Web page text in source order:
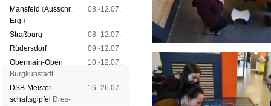
Mans­feld (Aus­schr.,
Erg.)
08.-12.07.
Straß­burg
08.-12.07.
Rüders­dorf
09.-12.07.
Ober­main-Open
Burg­kun­stadt
10.-12.07.
DSB-Meister­
schafts­gipfel
Dres­
16.-26.07.